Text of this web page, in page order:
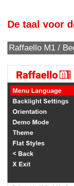
De taal voor
Raffaello M1 /